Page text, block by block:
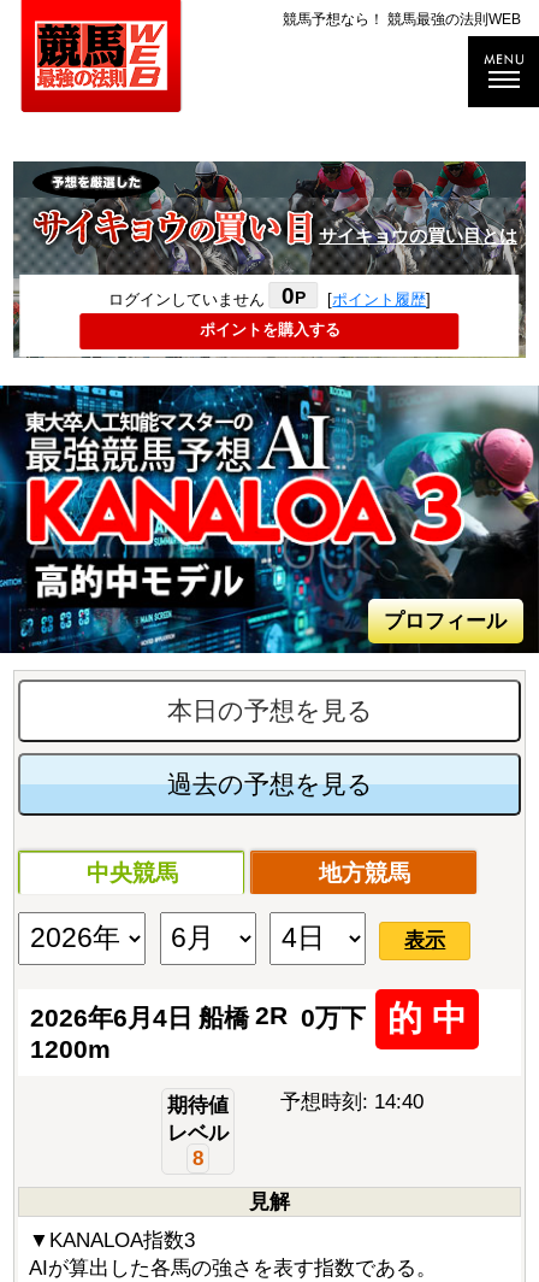
競馬予想なら！ 競馬最強の法則WEB
サイキョウの買い目とは
ログインしていません 0P [ポイント履歴]
ポイントを購入する
プロフィール
本日の予想を見る
過去の予想を見る
中央競馬 地方競馬
表示
2026年6月4日 船橋 2R 0万下
1200m
的 中
期待値
レベル
8
予想時刻: 14:40
見解
▼KANALOA指数3
AIが算出した各馬の強さを表す指数である。